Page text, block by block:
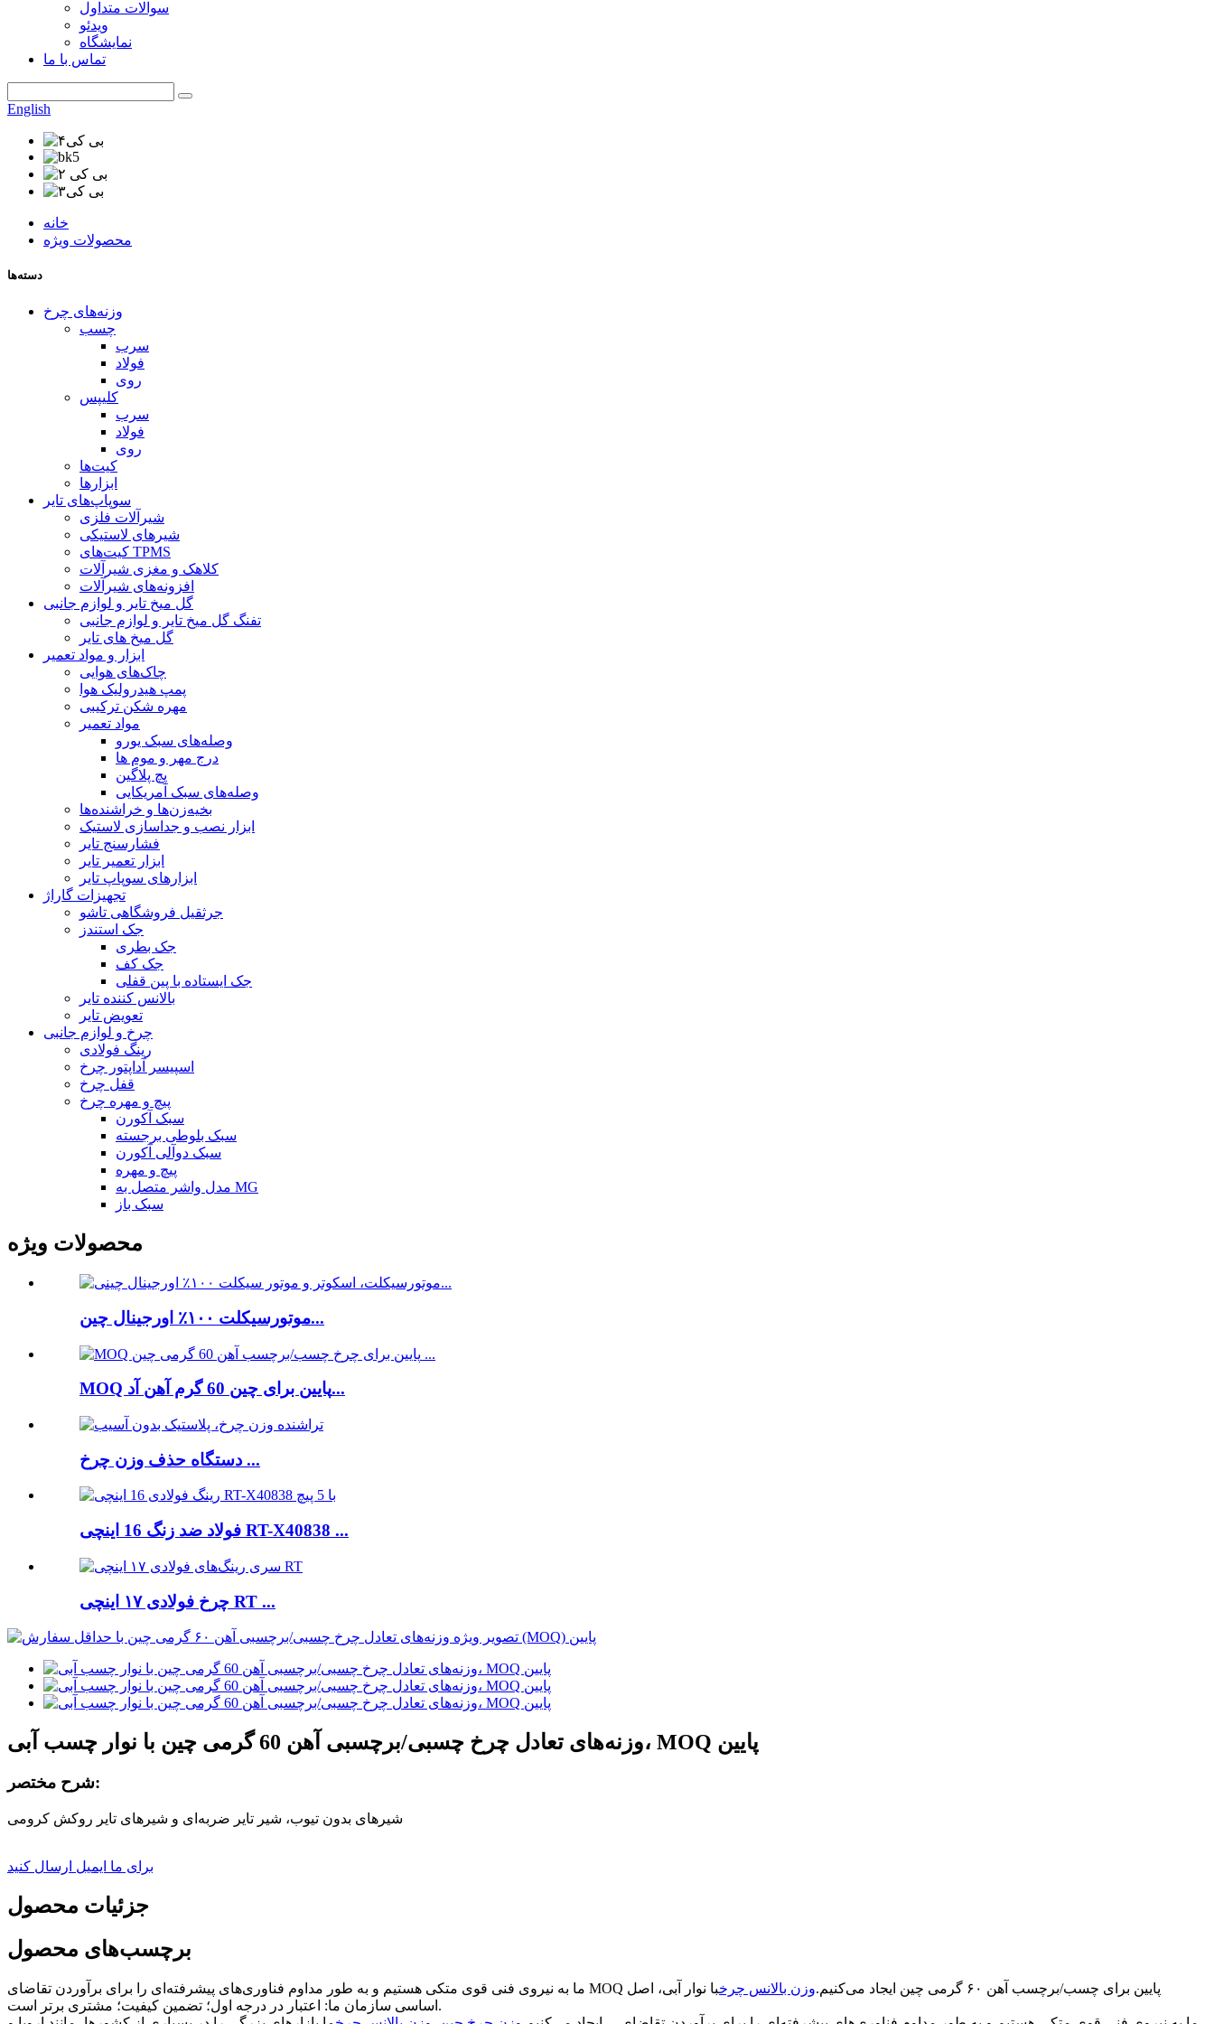
سوالات متداول
ویدئو
نمایشگاه
تماس با ما
English
خانه
محصولات ویژه
دسته‌ها
وزنه‌های چرخ
چسب
سرب
فولاد
روی
کلیپس
سرب
فولاد
روی
کیت‌ها
ابزارها
سوپاپ‌های تایر
شیرآلات فلزی
شیرهای لاستیکی
کیت‌های TPMS
کلاهک و مغزی شیرآلات
افزونه‌های شیرآلات
گل میخ تایر و لوازم جانبی
تفنگ گل میخ تایر و لوازم جانبی
گل میخ های تایر
ابزار و مواد تعمیر
چاک‌های هوایی
پمپ هیدرولیک هوا
مهره شکن ترکیبی
مواد تعمیر
وصله‌های سبک یورو
درج مهر و موم ها
پچ پلاگین
وصله‌های سبک آمریکایی
بخیه‌زن‌ها و خراشنده‌ها
ابزار نصب و جداسازی لاستیک
فشارسنج تایر
ابزار تعمیر تایر
ابزارهای سوپاپ تایر
تجهیزات گاراژ
جرثقیل فروشگاهی تاشو
جک استندز
جک بطری
جک کف
جک ایستاده با پین قفلی
بالانس کننده تایر
تعویض تایر
چرخ و لوازم جانبی
رینگ فولادی
اسپیسر آداپتور چرخ
قفل چرخ
پیچ و مهره چرخ
سبک آکورن
سبک بلوطی برجسته
سبک دوآلی آکورن
پیچ و مهره
مدل واشر متصل به MG
سبک باز
محصولات ویژه
موتورسیکلت ۱۰۰٪ اورجینال چین...
MOQ پایین برای چین 60 گرم آهن آد...
دستگاه حذف وزن چرخ ...
فولاد ضد زنگ 16 اینچی RT-X40838 ...
چرخ فولادی ۱۷ اینچی RT ...
وزنه‌های تعادل چرخ چسبی/برچسبی آهن 60 گرمی چین با نوار چسب آبی، MOQ پایین
شرح مختصر:
شیرهای بدون تیوب، شیر تایر ضربه‌ای و شیرهای تایر روکش کرومی
برای ما ایمیل ارسال کنید
جزئیات محصول
برچسب‌های محصول
ما به نیروی فنی قوی متکی هستیم و به طور مداوم فناوری‌های پیشرفته‌ای را برای برآوردن تقاضای MOQ پایین برای چسب/برچسب آهن ۶۰ گرمی چین ایجاد می‌کنیم. وزن بالانس چرخبا نوار آبی، اصل
اساسی سازمان ما: اعتبار در درجه اول؛ تضمین کیفیت؛ مشتری برتر است.